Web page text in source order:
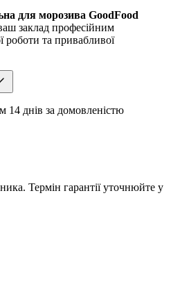
для морозива GoodFood
заклад професійним
роботи та привабливої
14 днів за домовленістю
Термін гарантії уточнюйте у